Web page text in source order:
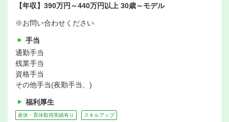
【年収】390万円～440万円以上 30歳～モデル
※お問い合わせください
手当
通勤手当
残業手当
資格手当
その他手当(夜勤手当、)
福利厚生
産休・育休取得実績有り スキルアップ